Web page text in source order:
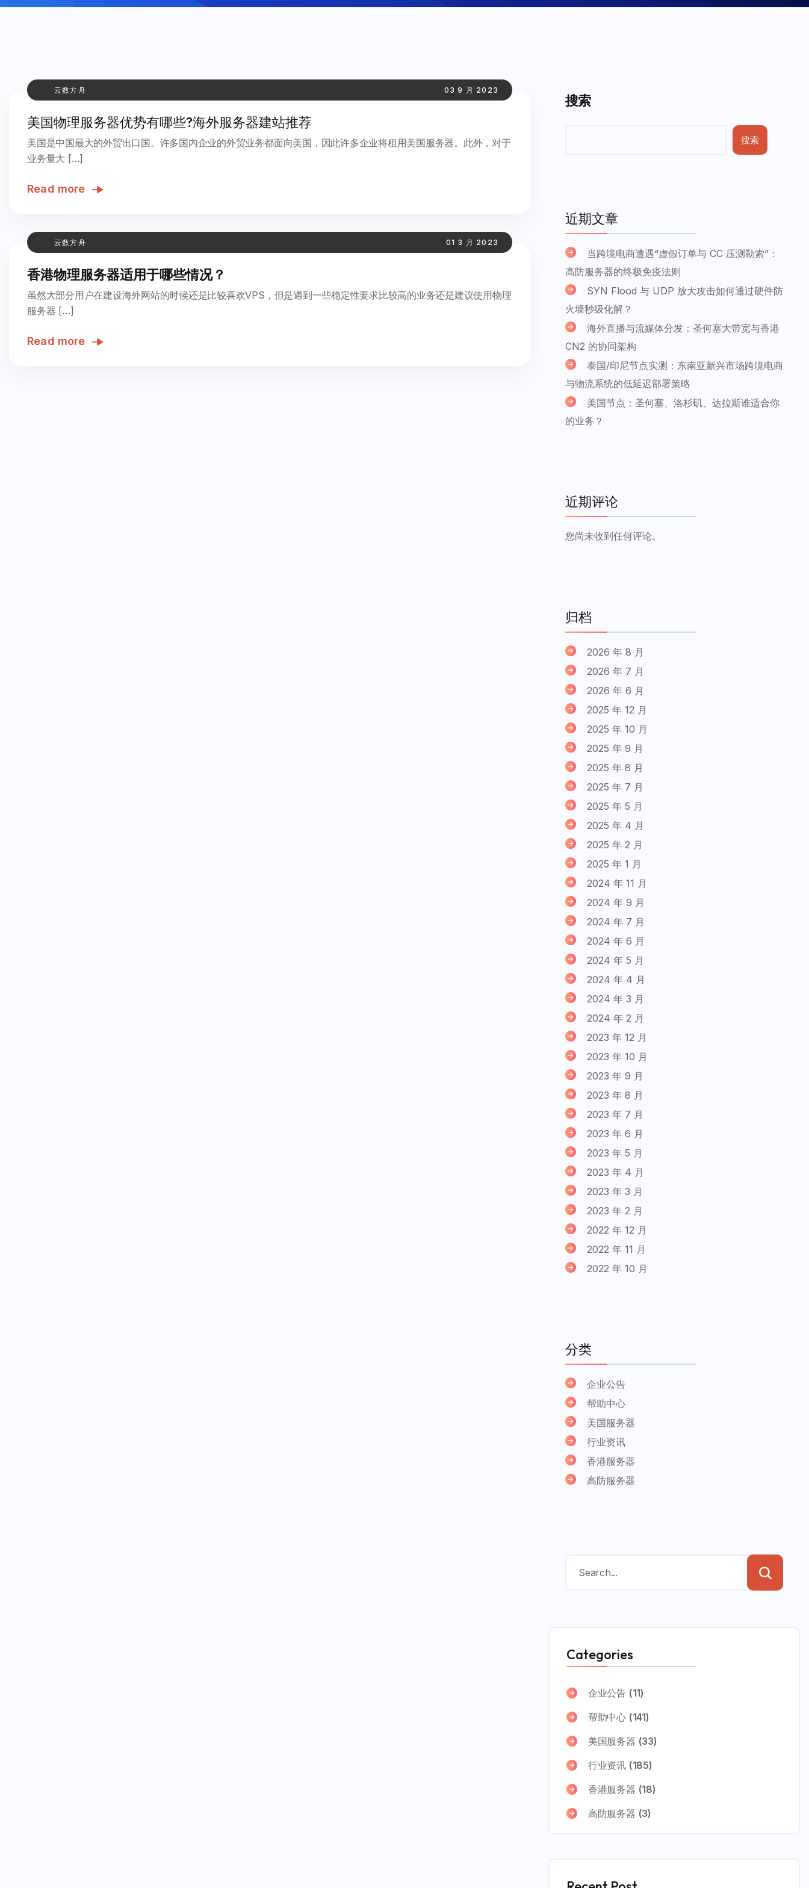
云数方舟 03 9 月 2023
美国物理服务器优势有哪些?海外服务器建站推荐
美国是中国最大的外贸出口国。许多国内企业的外贸业务都面向美国，因此许多企业将租用美国服务器。此外，对于
业务量大 […]
Read more
云数方舟 01 3 月 2023
香港物理服务器适用于哪些情况？
虽然大部分用户在建设海外网站的时候还是比较喜欢VPS，但是遇到一些稳定性要求比较高的业务还是建议使用物理
服务器 […]
Read more
搜索
搜索
近期文章
当跨境电商遭遇“虚假订单与 CC 压测勒索”：
高防服务器的终极免疫法则
SYN Flood 与 UDP 放大攻击如何通过硬件防
火墙秒级化解？
海外直播与流媒体分发：圣何塞大带宽与香港
CN2 的协同架构
泰国/印尼节点实测：东南亚新兴市场跨境电商
与物流系统的低延迟部署策略
美国节点：圣何塞、洛杉矶、达拉斯谁适合你
的业务？
近期评论
您尚未收到任何评论。
归档
2026 年 8 月
2026 年 7 月
2026 年 6 月
2025 年 12 月
2025 年 10 月
2025 年 9 月
2025 年 8 月
2025 年 7 月
2025 年 5 月
2025 年 4 月
2025 年 2 月
2025 年 1 月
2024 年 11 月
2024 年 9 月
2024 年 7 月
2024 年 6 月
2024 年 5 月
2024 年 4 月
2024 年 3 月
2024 年 2 月
2023 年 12 月
2023 年 10 月
2023 年 9 月
2023 年 8 月
2023 年 7 月
2023 年 6 月
2023 年 5 月
2023 年 4 月
2023 年 3 月
2023 年 2 月
2022 年 12 月
2022 年 11 月
2022 年 10 月
分类
企业公告
帮助中心
美国服务器
行业资讯
香港服务器
高防服务器
Categories
企业公告 (11)
帮助中心 (141)
美国服务器 (33)
行业资讯 (185)
香港服务器 (18)
高防服务器 (3)